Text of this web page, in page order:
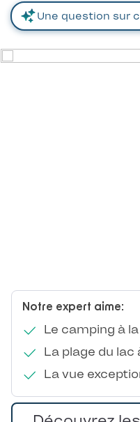
Notre expert aime:
Le camping à
La plage du lac
La vue